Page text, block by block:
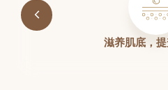
滋养肌底，提升水润感